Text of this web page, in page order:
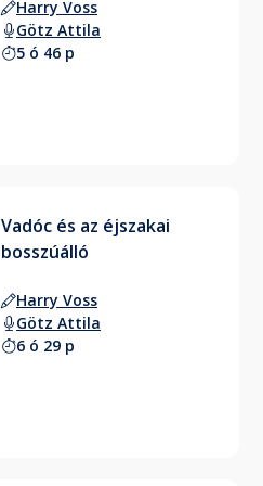
Harry Voss
Götz Attila
5 ó 46 p
Vadóc és az éjszakai
bosszúálló
Harry Voss
Götz Attila
6 ó 29 p